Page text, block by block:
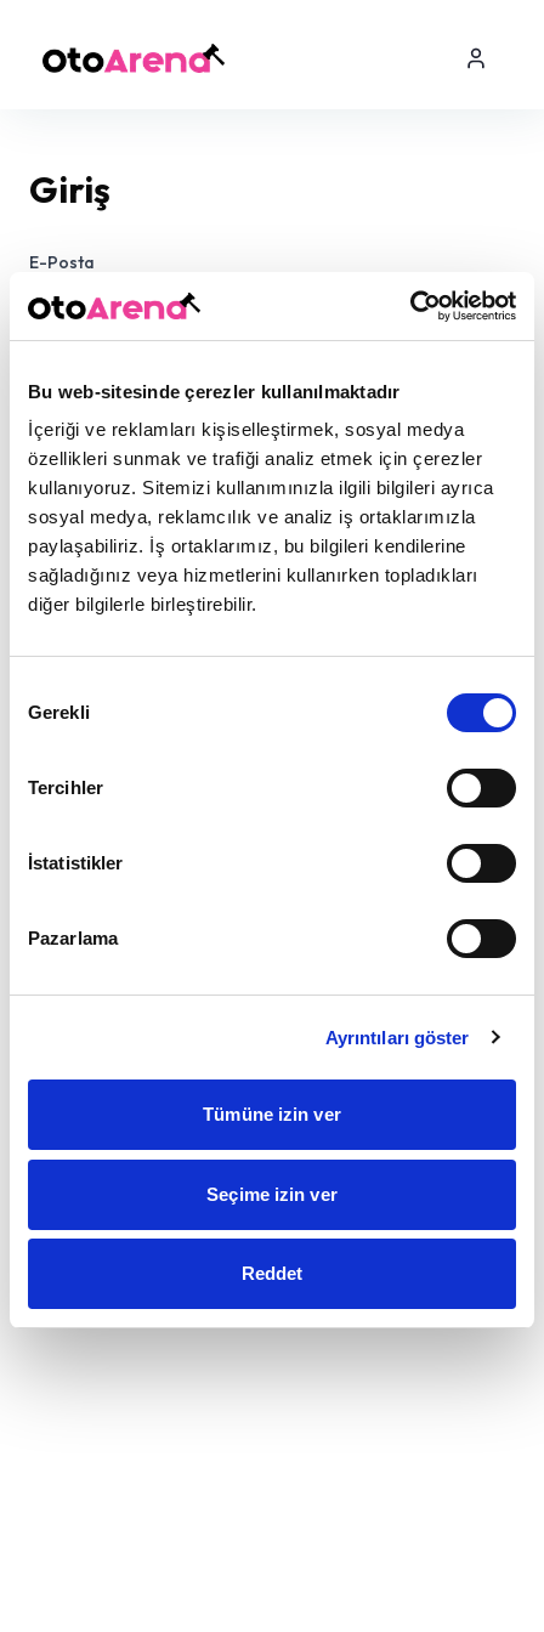
Bu web-sitesinde çerezler kullanılmaktadır
İçeriği ve reklamları kişiselleştirmek, sosyal medya
özellikleri sunmak ve trafiği analiz etmek için çerezler
kullanıyoruz. Sitemizi kullanımınızla ilgili bilgileri ayrıca
sosyal medya, reklamcılık ve analiz iş ortaklarımızla
paylaşabiliriz. İş ortaklarımız, bu bilgileri kendilerine
sağladığınız veya hizmetlerini kullanırken topladıkları
diğer bilgilerle birleştirebilir.
Seçimi
Gerekli
Tercihler
İstatistikler
Pazarlama
Ayrıntıları göster
Tümüne izin ver
Seçime izin ver
Reddet
Giriş
E-Posta
Şifrenizi mi unuttunuz ?